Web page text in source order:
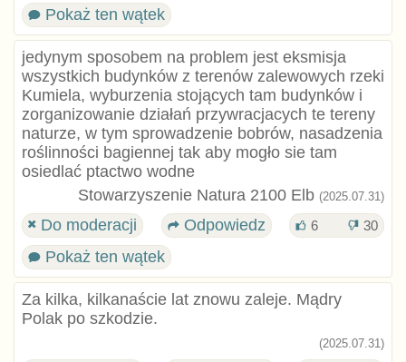
Pokaż ten wątek
jedynym sposobem na problem jest eksmisja
wszystkich budynków z terenów zalewowych rzeki
Kumiela, wyburzenia stojących tam budynków i
zorganizowanie działań przywracjacych te tereny
naturze, w tym sprowadzenie bobrów, nasadzenia
roślinności bagiennej tak aby mogło sie tam
osiedlać ptactwo wodne
Stowarzyszenie Natura 2100 Elb (2025.07.31)
Do moderacji Odpowiedz 6 30
Pokaż ten wątek
Za kilka, kilkanaście lat znowu zaleje. Mądry
Polak po szkodzie.
(2025.07.31)